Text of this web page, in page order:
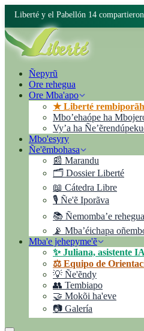
Ñepyrũ
Ore rehegua
Ore Mba'apo
★ Liberté
Mbo’ehaópe ha
Vyʼa ha
Mbo'esyry
Ñe'ẽmbohasa
📰 Marandu
🗂️ Dossier Liberté
📖 Cátedra Libre
🎙️ Ñe'ẽ Iporãva
📚 Ñemomba’e
📡 Mba’éichapa
Mba'e jehepyme'ẽ
✨ Juliana, asistente IA
⚖️ Equipo de
💡 Ñe'ẽndy
👥 Tembiapo
🤝 Mokõi ha'eve
📷 Galería